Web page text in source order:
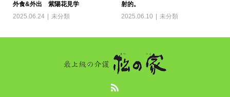
外食&外出 紫陽花見学
2025.06.24
未分類
射的。
2025.06.10
未分類